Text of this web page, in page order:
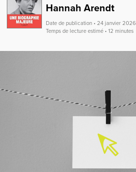
Hannah Arendt
Date de publication • 24 janvier 2026
Temps de lecture estimé • 12 minutes